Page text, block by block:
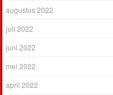
augustus 2022
juli 2022
juni 2022
mei 2022
april 2022